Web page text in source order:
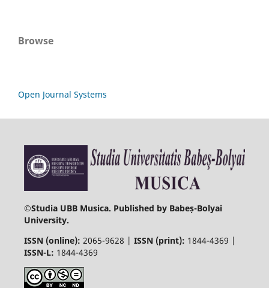
Browse
Open Journal Systems
©Studia UBB Musica. Published by Babeș-Bolyai
University.
ISSN (online): 2065-9628 | ISSN (print): 1844-4369 |
ISSN-L: 1844-4369